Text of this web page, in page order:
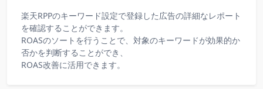
楽天RPPのキーワード設定で登録した広告の詳細なレポート
を確認することができます。
ROASのソートを行うことで、対象のキーワードが効果的か
否かを判断することができ、
ROAS改善に活用できます。